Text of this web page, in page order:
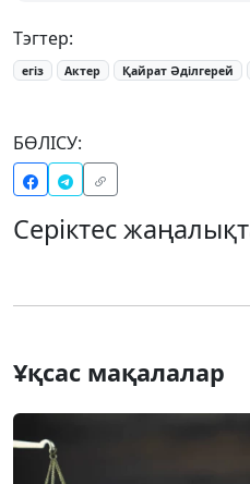
Тэгтер:
егіз Актер Қайрат Әділгерей
БӨЛІСУ:
Серіктес
Ұқсас мақалалар